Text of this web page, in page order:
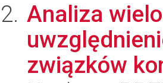
Analiza
związków